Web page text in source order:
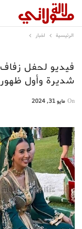
الرئيسية اخبار
فيديو لحفل
شديرة وأول
On مايو 31, 2024